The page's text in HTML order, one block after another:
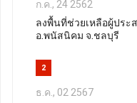
ก.ค., 24 2562
ลงพื้นที่ช่วยเหลือผู้ปร
อ.พนัสนิคม จ.ชลบุรี
2
ธ.ค., 02 2567